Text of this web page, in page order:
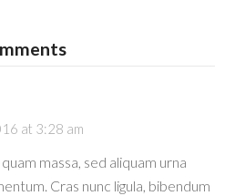
at 3:28 am
massa, sed aliquam urna
Cras nunc ligula, bibendum